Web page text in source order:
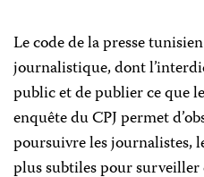
Le code de la presse
journalistique, dont
public et de publier ce que
enquête du CPJ permet
poursuivre les journalistes,
plus subtiles pour surveiller